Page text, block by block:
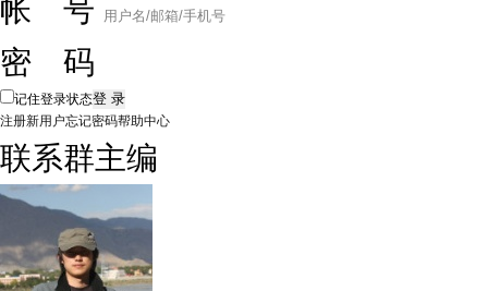
帐 号
密 码
记住登录状态
注册新用户忘记密码帮助中心
联系群主编